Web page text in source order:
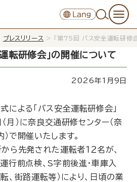
プレスリリース > 「第75回 バス安全運転研修
転研修会」の開催について
2026年1月9日
による「バス安全運転研修会」
（月）に奈良交通研修センター（奈
で開催いたします。
ら先発された運転者１２名が、
行前点検、S字前後進・車庫入
、街路運転等）により、日頃の業